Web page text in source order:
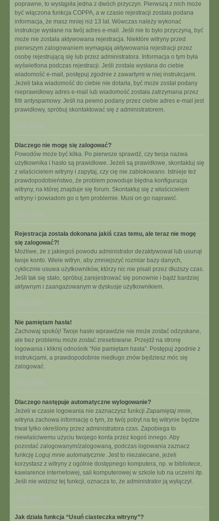
poprawne, to wystąpiła jedna z dwóch przyczyn. Pierwszą z nich może
być włączona funkcja COPPA, a w czasie rejestracji została podana
informacja, że masz mniej niż 13 lat. Wówczas należy wykonać
instrukcje wysłane na twój adres e-mail. Jeśli nie to było przyczyną, być
może nie została aktywowana rejestracja. Niektóre witryny przed
pierwszym zalogowaniem wymagają aktywowania rejestracji przez
osobę rejestrującą się lub przez administratora. Informacja o tym była
wyświetlona podczas rejestracji. Jeśli została wysłana do ciebie
wiadomość e-mail, postępuj zgodnie z zawartymi w niej instrukcjami.
Jeżeli taka wiadomość do ciebie nie dotarła, być może został podany
nieprawidłowy adres e-mail lub wiadomość została zatrzymana przez
filtr antyspamowy. Jeśli na pewno podany przez ciebie adres e-mail jest
prawidłowy, spróbuj skontaktować się z administratorem.
Na górę
Dlaczego nie mogę się zalogować?
Powodów może być kilka. Po pierwsze sprawdź, czy twoja nazwa
użytkownika i hasło są prawidłowe. Jeżeli są prawidłowe, skontaktuj się
z właścicielem witryny i zapytaj, czy cię nie zablokowano. Istnieje też
prawdopodobieństwo, że problem powoduje błędna konfiguracja
witryny, na której znajduje się forum. Skontaktuj się z właścicielem
witryny i powiadom go o tym problemie. Musi on go naprawić.
Na górę
Rejestracja została dokonana jakiś czas temu, ale teraz nie mogę
się zalogować?!
Możliwe, że z jakiegoś powodu administrator dezaktywował lub usunął
twoje konto. Wiele witryn, aby zmniejszyć rozmiar bazy danych,
cyklicznie usuwa użytkowników, którzy nic nie pisali przez dłuższy czas.
Jeśli tak się stało, spróbuj zarejestrować się ponownie i bądź bardziej
aktywnym i zaangażowanym w dyskusje użytkownikiem.
Na górę
Nie pamiętam hasła!
Zachowaj spokój! Twoje hasło wprawdzie nie może zostać odzyskane,
ale bez problemu może zostać zresetowane. Przejdź na stronę
logowania i kliknij odnośnik “Nie pamiętam hasła”. Postępuj zgodnie z
instrukcjami, a prawdopodobnie niedługo znów będziesz móc się
zalogować.
Na górę
Dlaczego następuje automatyczne wylogowanie?
Jeżeli w czasie logowania nie zaznaczysz funkcji Zapamiętaj mnie,
witryna zachowa informację o tym, że twój pobyt na tej witrynie będzie
trwał tylko określony przez administratora czas. Zapobiega to
niewłaściwemu użyciu twojego konta przez kogoś innego. Aby
pozostać zalogowanym/zalogowaną, podczas logowania zaznacz
funkcję Loguj mnie automatycznie. Jest to niezalecane, jeżeli
korzystasz z witryny z ogólnie dostępnego komputera, np. w bibliotece,
kawiarence internetowej, sali komputerowej w szkole lub na uczelni itp.
Jeśli nie widzisz tej funkcji, oznacza to, że administrator ją wyłączył.
Na górę
Jak działa funkcja “Usuń ciasteczka witryny”?